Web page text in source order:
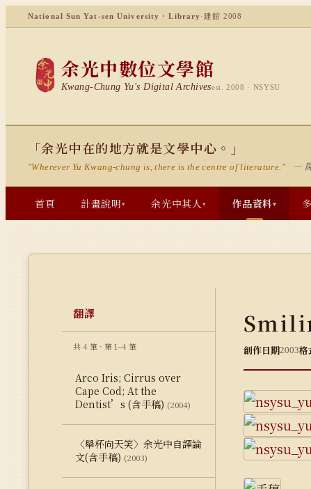
National Sun Yat-sen University · Library ·建館 2008
余光中數位文學館
Kwang-Chung Yu's Digital Archivesest. 2008 · NSYSU
「余光中在的地方就是文學中心。」
"Wherever Yu Kwang-chung is, there is the centre of literature." —
首頁 計畫說明▾ 余光中其人▾ 作品資料▾
翻譯
共 4 筆 · 第 1–4 筆
Arco Iris; Cirrus over
Cape Cod; At the
Dentist’s (含手稿) (2004)
〈舉杯向天笑〉余光中自譯論
文(含手稿) (2003)
創作日期2003格